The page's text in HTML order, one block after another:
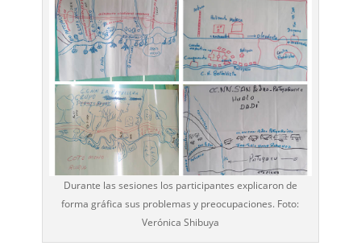
Durante las sesiones los participantes explicaron de
forma gráfica sus problemas y preocupaciones. Foto:
Verónica Shibuya